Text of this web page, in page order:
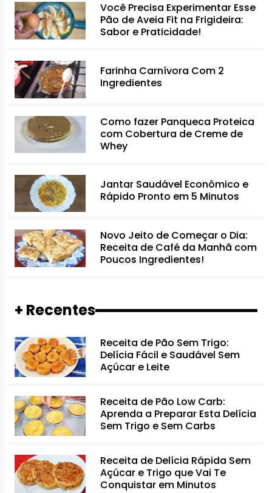
Você Precisa Experimentar Esse
Pão de Aveia Fit na Frigideira:
Sabor e Praticidade!
Farinha Carnívora Com 2
Ingredientes
Como fazer Panqueca Proteica
com Cobertura de Creme de
Whey
Jantar Saudável Econômico e
Rápido Pronto em 5 Minutos
Novo Jeito de Começar o Dia:
Receita de Café da Manhã com
Poucos Ingredientes!
+ Recentes
Receita de Pão Sem Trigo:
Delícia Fácil e Saudável Sem
Açúcar e Leite
Receita de Pão Low Carb:
Aprenda a Preparar Esta Delícia
Sem Trigo e Sem Carbs
Receita de Delícia Rápida Sem
Açúcar e Trigo que Vai Te
Conquistar em Minutos